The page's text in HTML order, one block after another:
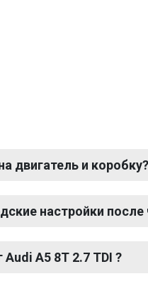
двигатель и коробку?
настройки после
A5 8T 2.7 TDI ?